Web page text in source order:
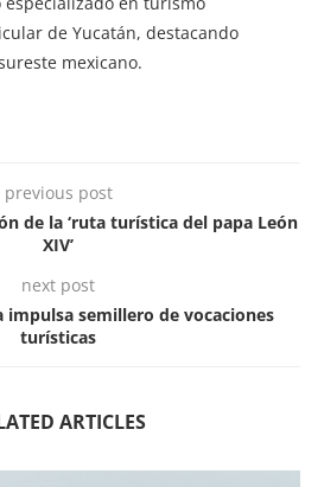
de Yucatán, destacando
mexicano.
previous post
de la ‘ruta turística del papa León
XIV’
next post
impulsa semillero de vocaciones
turísticas
ARTICLES